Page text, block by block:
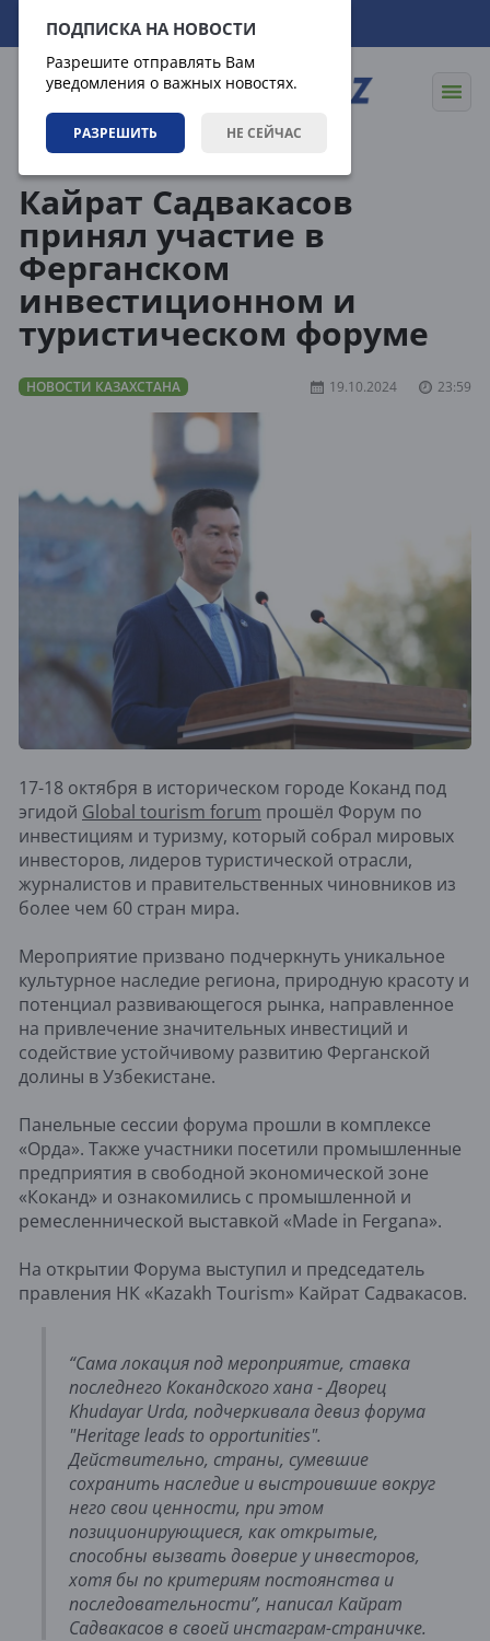
ПОДПИСКА НА НОВОСТИ
Разрешите отправлять Вам
уведомления о важных новостях.
РАЗРЕШИТЬ НЕ СЕЙЧАС
07.08.2026 20:21:18
Кайрат Садвакасов
принял участие в
Ферганском
инвестиционном и
туристическом форуме
НОВОСТИ КАЗАХСТАНА 19.10.2024 23:59
17-18 октября в историческом городе Коканд под
эгидой Global tourism forum прошёл Форум по
инвестициям и туризму, который собрал мировых
инвесторов, лидеров туристической отрасли,
журналистов и правительственных чиновников из
более чем 60 стран мира.
Мероприятие призвано подчеркнуть уникальное
культурное наследие региона, природную красоту и
потенциал развивающегося рынка, направленное
на привлечение значительных инвестиций и
содействие устойчивому развитию Ферганской
долины в Узбекистане.
Панельные сессии форума прошли в комплексе
«Орда». Также участники посетили промышленные
предприятия в свободной экономической зоне
«Коканд» и ознакомились с промышленной и
ремесленнической выставкой «Made in Fergana».
На открытии Форума выступил и председатель
правления НК «Kazakh Tourism» Кайрат Садвакасов.
“Сама локация под мероприятие, ставка
последнего Кокандского хана - Дворец
Khudayar Urda, подчеркивала девиз форума
"Heritage leads to opportunities".
Действительно, страны, сумевшие
сохранить наследие и выстроившие вокруг
него свои ценности, при этом
позиционирующиеся, как открытые,
способны вызвать доверие у инвесторов,
хотя бы по критериям постоянства и
последовательности”, написал Кайрат
Садвакасов в своей инстаграм-страничке.